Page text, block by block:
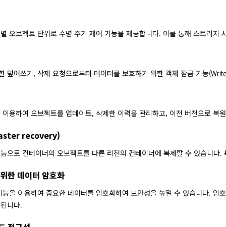
오브젝트 단위로 수명 주기 제어 기능을 제공합니다. 이를 통해 스토리지
덮어쓰기, 삭제 요청으로부터 데이터를 보호하기 위한 객체 잠금 기능
용하여 오브젝트를 업데이트, 삭제한 이력을 관리하고, 이전 버전으로 복
recovery)
으로 컨테이너의 오브젝트를 다른 리전의 컨테이너에 복제할 수 있습니
한 데이터 암호화
능을 이용하여 중요한 데이터를 암호화하여 보안성을 높일 수 있습니다.
니다.